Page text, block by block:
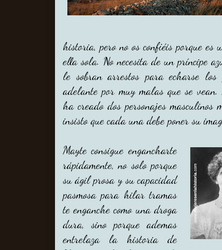
historia, pero no os confiéis porque es
ella sola. No necesita de un príncipe
le sobran arrestos para echarse
adelante por muy malas que se
ha creado dos personajes masculinos
insisto que cada una debe poner su
Mayte consigue engancharte
rápidamente, no solo porque
su ágil prosa y su capacidad
pasmosa para hilar tramas
te enganche como una droga
dura, sino porque ademas
entrelaza la historia de